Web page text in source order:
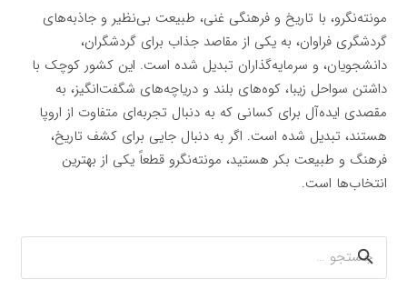
مونته‌نگرو، با تاریخ و فرهنگی غنی، طبیعت بی‌نظیر و جاذبه‌های
گردشگری فراوان، به یکی از مقاصد جذاب برای گردشگران،
دانشجویان، و سرمایه‌گذاران تبدیل شده است. این کشور کوچک با
داشتن سواحل زیبا، کوه‌های بلند و دریاچه‌های شگفت‌انگیز، به
مقصدی ایده‌آل برای کسانی که به دنبال تجربه‌ای متفاوت از اروپا
هستند، تبدیل شده است. اگر به دنبال جایی برای کشف تاریخ،
فرهنگ و طبیعت بکر هستید، مونته‌نگرو قطعاً یکی از بهترین
انتخاب‌ها است.
جستجو
برای: